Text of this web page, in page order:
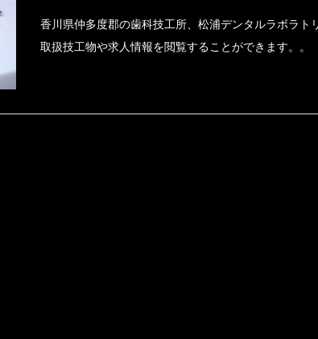
香川県仲多度郡の歯科技工所、松浦デンタルラボラト
取扱技工物や求人情報を閲覧することができます。